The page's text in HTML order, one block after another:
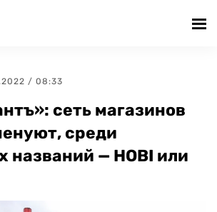
/ 08:33
сеть магазинов
среди
— HOBI или